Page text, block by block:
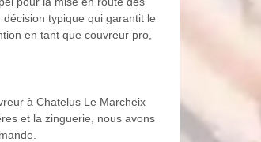
typique qui garantit le
en tant que couvreur pro,
à Chatelus Le Marcheix
et la zinguerie, nous avons